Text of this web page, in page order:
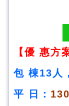
【優 惠方
包 棟13人
平 日：